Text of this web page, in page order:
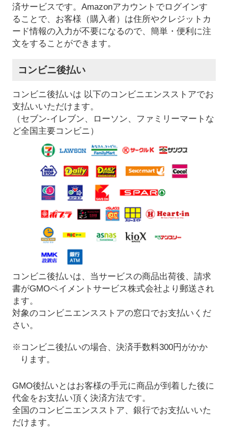
済サービスです。Amazonアカウントでログインす
ることで、お客様（購入者）は住所やクレジットカ
ード情報の入力が不要になるので、簡単・便利に注
文をすることができます。
コンビニ後払い
コンビニ後払いは 以下のコンビニエンスストアでお
支払いいただけます。
（セブン-イレブン、ローソン、ファミリーマートな
ど全国主要コンビニ）
コンビニ後払いは、当サービスの商品出荷後、請求
書がGMOペイメントサービス株式会社より郵送され
ます。
対象のコンビニエンスストアの窓口でお支払いくだ
さい。
※コンビニ後払いの場合、決済手数料300円がかか
ります。
GMO後払いとはお客様の手元に商品が到着した後に
代金をお支払い頂く決済方法です。
全国のコンビニエンスストア、銀行でお支払いいた
だけます。